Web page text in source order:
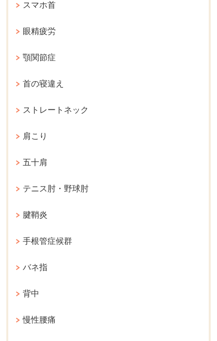
スマホ首
眼精疲労
顎関節症
首の寝違え
ストレートネック
肩こり
五十肩
テニス肘・野球肘
腱鞘炎
手根管症候群
バネ指
背中
慢性腰痛